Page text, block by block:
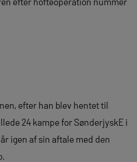
efter han blev hentet til
24 kampe for SønderjyskE i
igen af sin aftale med den